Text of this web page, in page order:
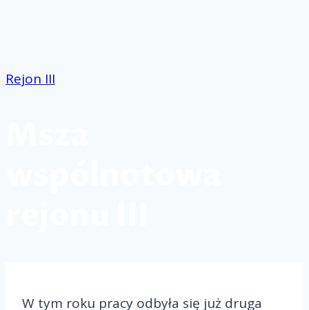
Rejon III
W tym roku pracy odbyła się już druga